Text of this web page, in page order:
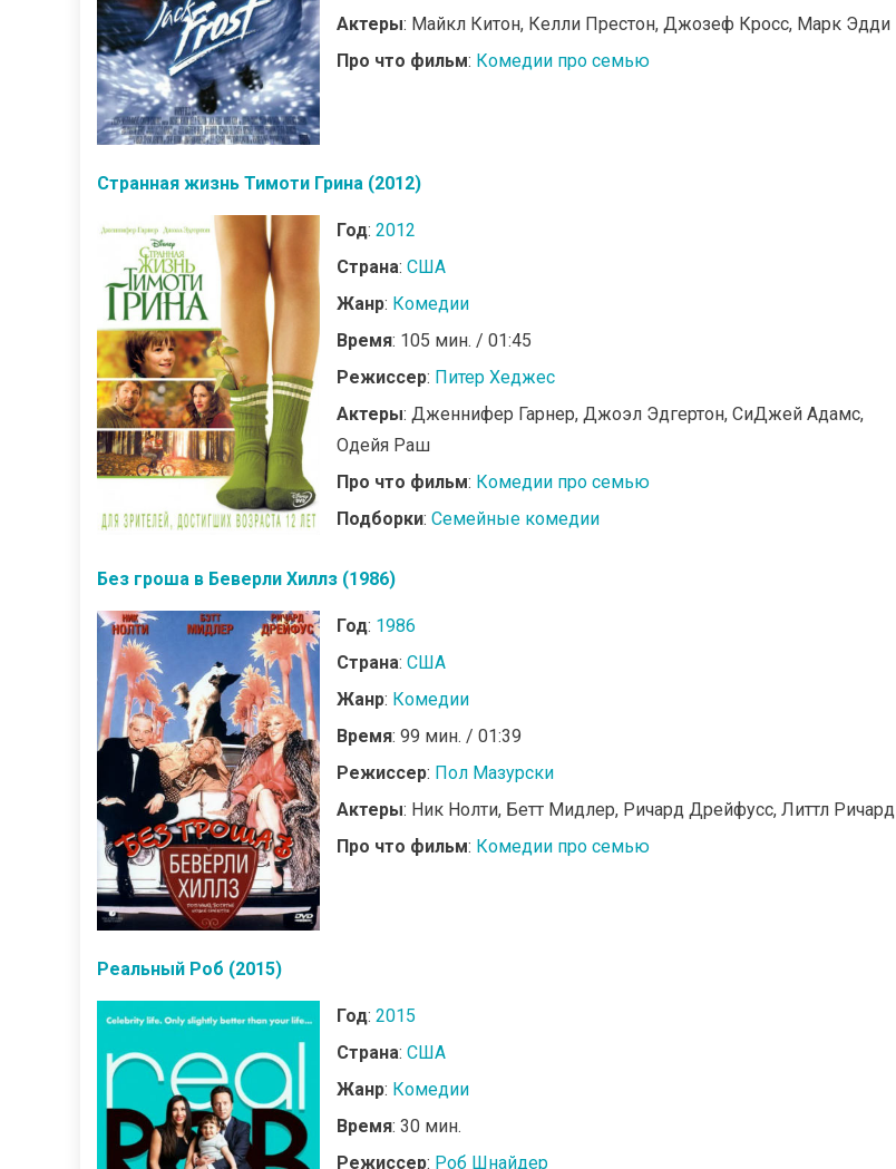
Актеры: Майкл Китон, Келли Престон, Джозеф Кросс, Марк Эдди
Про что фильм: Комедии про семью
Странная жизнь Тимоти Грина (2012)
Год: 2012
Страна: США
Жанр: Комедии
Время: 105 мин. / 01:45
Режиссер: Питер Хеджес
Актеры: Дженнифер Гарнер, Джоэл Эдгертон, СиДжей Адамс,
Одейя Раш
Про что фильм: Комедии про семью
Подборки: Семейные комедии
Без гроша в Беверли Хиллз (1986)
Год: 1986
Страна: США
Жанр: Комедии
Время: 99 мин. / 01:39
Режиссер: Пол Мазурски
Актеры: Ник Нолти, Бетт Мидлер, Ричард Дрейфусс, Литтл Ричард
Про что фильм: Комедии про семью
Реальный Роб (2015)
Год: 2015
Страна: США
Жанр: Комедии
Время: 30 мин.
Режиссер: Роб Шнайдер